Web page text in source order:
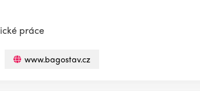
práce
www.bagostav.cz